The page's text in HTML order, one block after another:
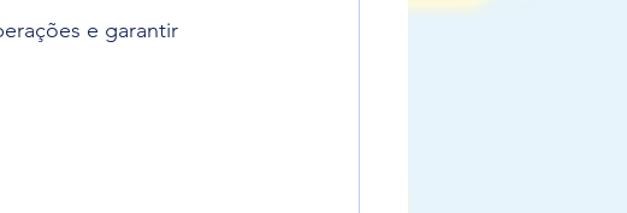
e garantir